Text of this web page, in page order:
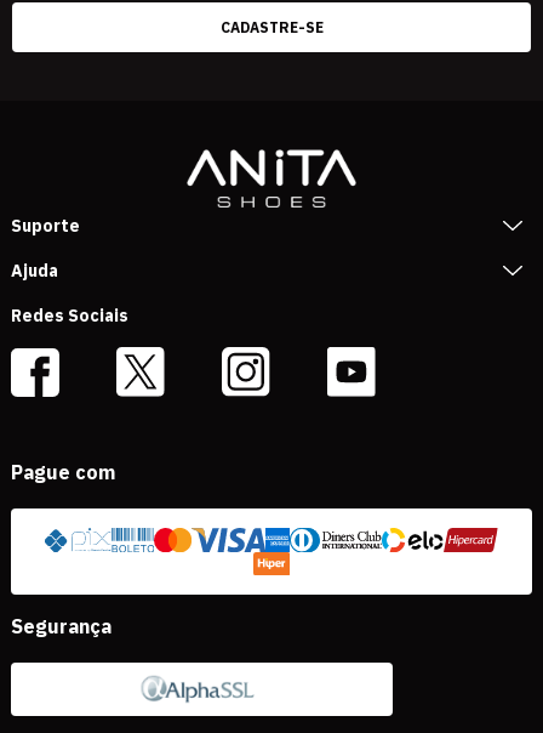
Suporte
Ajuda
Redes Sociais
Pague com
Segurança